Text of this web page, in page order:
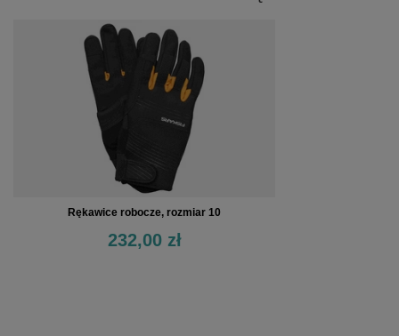
Rękawice robocze, rozmiar 10
232,00 zł